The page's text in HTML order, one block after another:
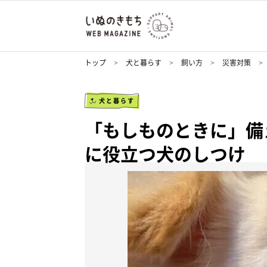
トップ 犬と暮らす 飼い方 災害対策
犬と暮らす
「もしものときに」
に役立つ犬のしつけ